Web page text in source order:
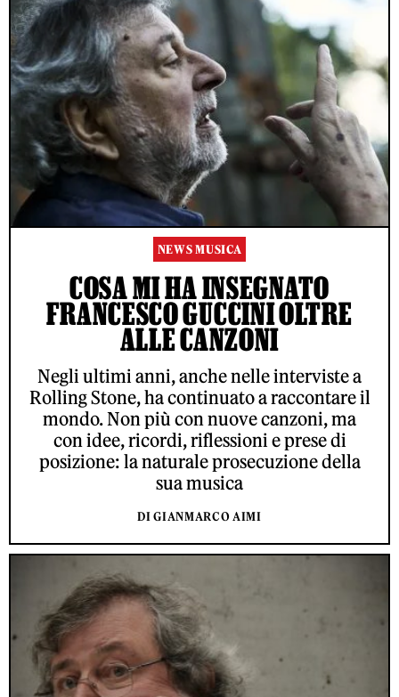
NEWS MUSICA
COSA MI HA INSEGNATO
FRANCESCO GUCCINI OLTRE
ALLE CANZONI
Negli ultimi anni, anche nelle interviste a
Rolling Stone, ha continuato a raccontare il
mondo. Non più con nuove canzoni, ma
con idee, ricordi, riflessioni e prese di
posizione: la naturale prosecuzione della
sua musica
DI GIANMARCO AIMI